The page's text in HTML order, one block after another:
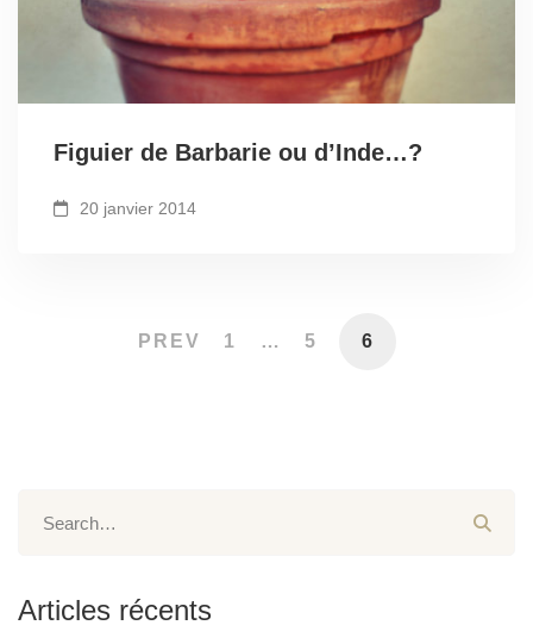
Figuier de Barbarie ou d’Inde…?
20 janvier 2014
PREV 1 … 5 6
Articles récents